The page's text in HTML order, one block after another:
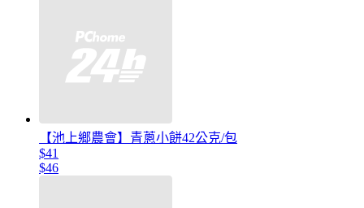
【池上鄉農會】青蔥小餅42公克/包
$41
$46